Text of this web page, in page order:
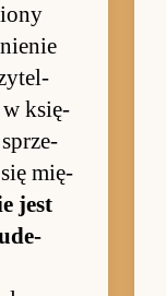
w księ­
sprze­
mię­
jest